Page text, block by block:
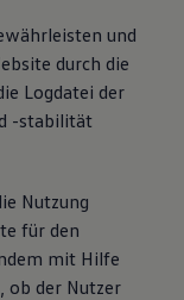
und
durch die
Logdatei der
-stabilität
Nutzung
für den
mit Hilfe
ob der Nutzer